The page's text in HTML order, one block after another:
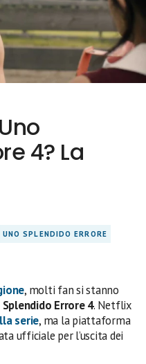
4? La
UNO SPLENDIDO ERRORE
, molti fan si stanno
Errore 4. Netflix
serie, ma la piattaforma
ufficiale per l’uscita dei